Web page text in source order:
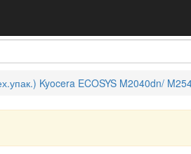
Kyocera ECOSYS M2040dn/